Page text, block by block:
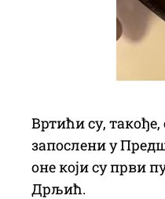
Вртићи су,
запослени у
оне који су први
Дрљић.